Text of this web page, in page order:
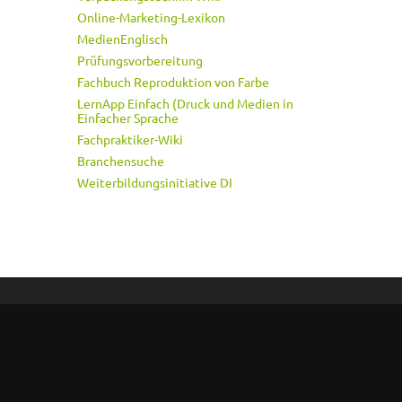
Online-Marketing-Lexikon
MedienEnglisch
Prüfungsvorbereitung
Fachbuch Reproduktion von Farbe
LernApp Einfach (Druck und Medien in
Einfacher Sprache
Fachpraktiker-Wiki
Branchensuche
Weiterbildungsinitiative DI